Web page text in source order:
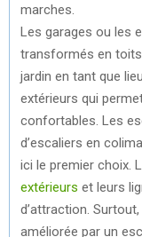
marches.
Les garages ou les
transformés en
jardin en tant que
extérieurs qui
confortables. Les
d’escaliers en
ici le premier choix.
extérieurs et leurs
d’attraction.
améliorée par un